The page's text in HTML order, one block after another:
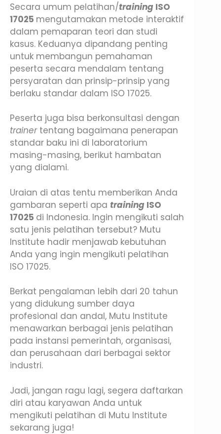
Secara umum pelatihan/training ISO
17025 mengutamakan metode interaktif
dalam pemaparan teori dan studi
kasus. Keduanya dipandang penting
untuk membangun pemahaman
peserta secara mendalam tentang
persyaratan dan prinsip-prinsip yang
berlaku standar dalam ISO 17025.
Peserta juga bisa berkonsultasi dengan
trainer tentang bagaimana penerapan
standar baku ini di laboratorium
masing-masing, berikut hambatan
yang dialami.
Uraian di atas tentu memberikan Anda
gambaran seperti apa training ISO
17025 di Indonesia. Ingin mengikuti salah
satu jenis pelatihan tersebut? Mutu
Institute hadir menjawab kebutuhan
Anda yang ingin mengikuti pelatihan
ISO 17025.
Berkat pengalaman lebih dari 20 tahun
yang didukung sumber daya
profesional dan andal, Mutu Institute
menawarkan berbagai jenis pelatihan
pada instansi pemerintah, organisasi,
dan perusahaan dari berbagai sektor
industri.
Jadi, jangan ragu lagi, segera daftarkan
diri atau karyawan Anda untuk
mengikuti pelatihan di Mutu Institute
sekarang juga!